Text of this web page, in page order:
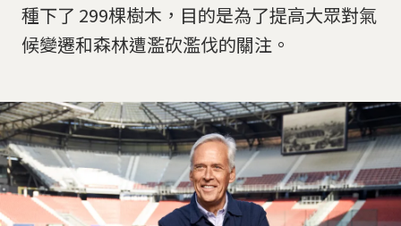
種下了 299棵樹木，目的是為了提高大眾對氣
候變遷和森林遭濫砍濫伐的關注。